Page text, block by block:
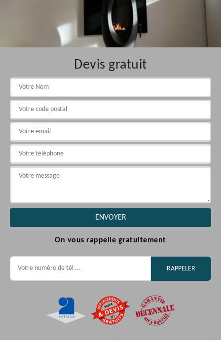
Devis gratuit
On vous rappelle gratuitement